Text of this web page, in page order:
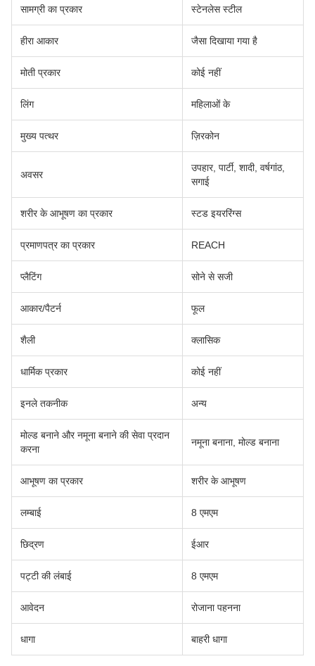
सामग्री का प्रकार स्टेनलेस स्टील
हीरा आकार जैसा दिखाया गया है
मोती प्रकार कोई नहीं
लिंग महिलाओं के
मुख्य पत्थर ज़िरकोन
अवसर
उपहार, पार्टी, शादी, वर्षगांठ,
सगाई
शरीर के आभूषण का प्रकार स्टड इयररिंग्स
प्रमाणपत्र का प्रकार REACH
प्लैटिंग सोने से सजी
आकार/पैटर्न फूल
शैली क्लासिक
धार्मिक प्रकार कोई नहीं
इनले तकनीक अन्य
मोल्ड बनाने और नमूना बनाने की सेवा प्रदान
करना
नमूना बनाना, मोल्ड बनाना
आभूषण का प्रकार शरीर के आभूषण
लम्बाई 8 एमएम
छिद्रण ईआर
पट्टी की लंबाई 8 एमएम
आवेदन रोजाना पहनना
धागा बाहरी धागा